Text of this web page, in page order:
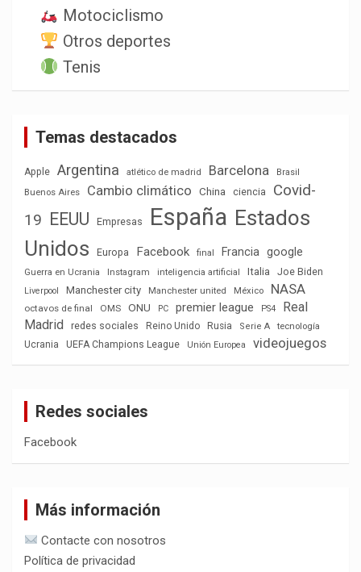
Motociclismo
Otros deportes
Tenis
Temas destacados
Apple Argentina atlético de madrid Barcelona
Brasil
Buenos Aires
Cambio climático China ciencia
Covid-
19 EEUU Empresas España Estados
Unidos
Europa Facebook final Francia google
Guerra en Ucrania Instagram inteligencia artificial Italia Joe Biden
Liverpool Manchester city Manchester united México NASA
octavos de final OMS ONU PC premier league PS4
Real
Madrid
redes sociales Reino Unido Rusia Serie A
tecnología
Ucrania
UEFA Champions League Unión Europea videojuegos
Redes sociales
Facebook
Más información
Contacte con nosotros
Política de privacidad